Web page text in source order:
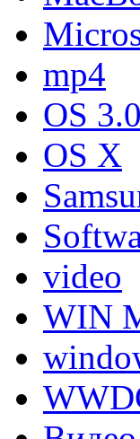
mp4
OS 3.0
OS X
video
WIN